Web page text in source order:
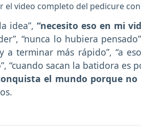
el video completo del pedicure
idea”, “necesito eso en mi
“nunca lo hubiera
a terminar más rápido”, “a
“cuando sacan la batidora es
el mundo porque no